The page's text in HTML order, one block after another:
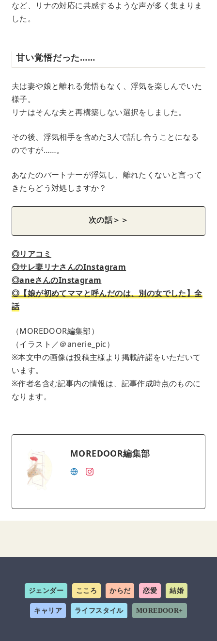
など、リナの対応に共感するような声が多く集まりま
した。
甘い覚悟だった……
夫は妻や娘と離れる覚悟もなく、浮気を楽しんでいた
様子。
リナはそんな夫と再構築しない選択をしました。
その後、浮気相手を含めた3人で話し合うことになる
のですが……。
あなたのパートナーが浮気し、離れたくないと言って
きたらどう対処しますか？
次の話＞＞
◎リアコミ
◎サレ妻リナさんのInstagram
◎aneさんのInstagram
◎【娘が初めてママと呼んだのは、別の女でした】全
話
（MOREDOOR編集部）
（イラスト／＠anerie_pic）
※本文中の画像は投稿主様より掲載許諾をいただいて
います。
※作者名含む記事内の情報は、記事作成時点のものに
なります。
MOREDOOR編集部
ジェンダー こころ からだ 恋愛 結婚
キャリア ライフスタイル MOREDOOR+